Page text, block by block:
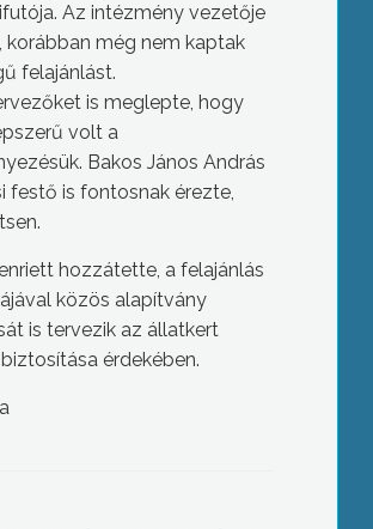
Az intézmény vezetője
korábban még nem kaptak
felajánlást.
is meglepte, hogy
volt a
Bakos János András
festő is fontosnak érezte,
hozzátette, a felajánlás
közös alapítvány
is tervezik az állatkert
érdekében.